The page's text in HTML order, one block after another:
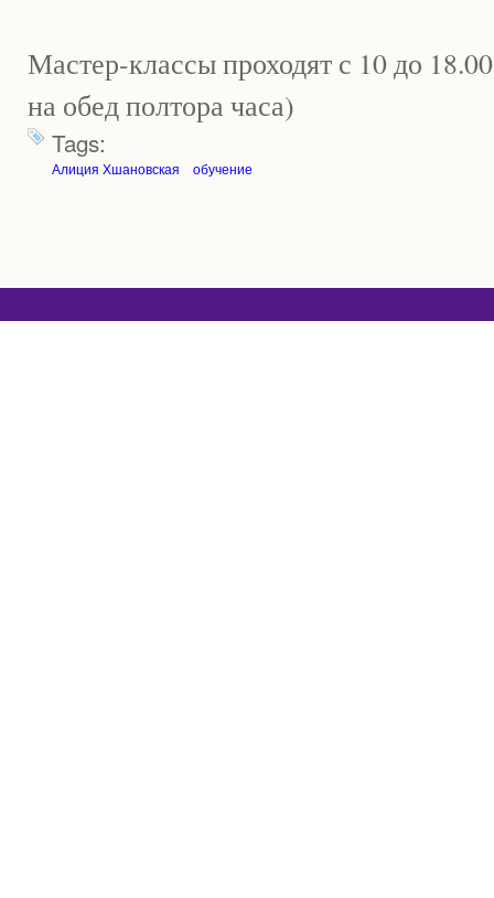
Мастер-классы проходят с 10 до
на обед полтора часа)
Tags:
Алиция Хшановская обучение